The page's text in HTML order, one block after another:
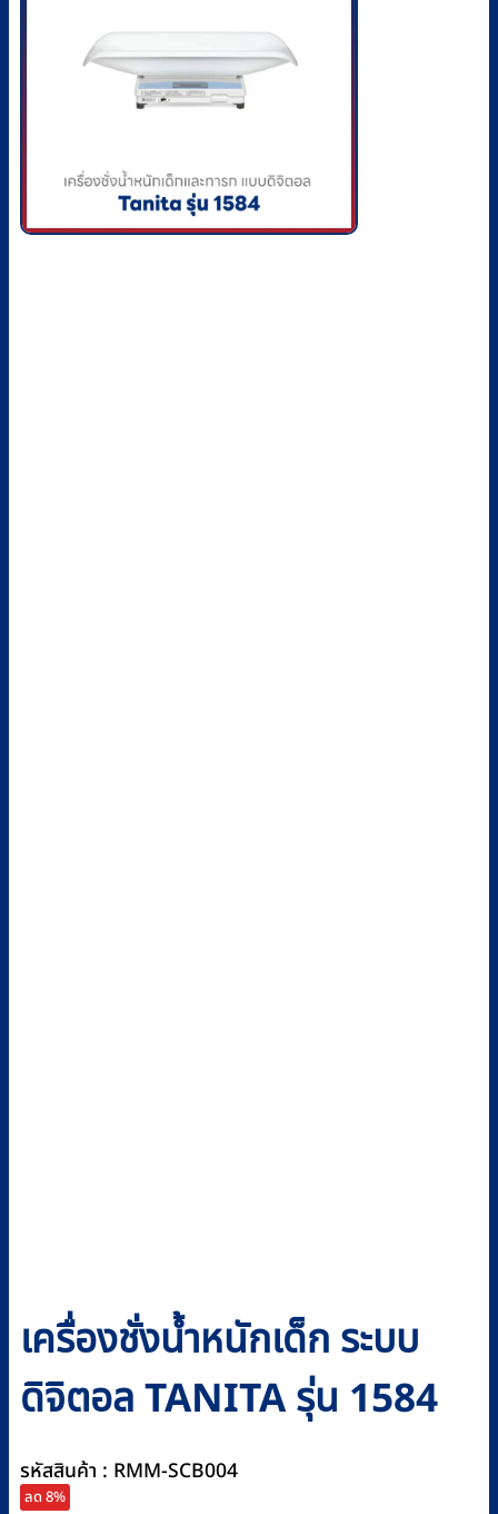
เครื่องชั่งน้ำหนักเด็ก ระบบ
ดิจิตอล TANITA รุ่น 1584
รหัสสินค้า : RMM-SCB004
ลด 8%